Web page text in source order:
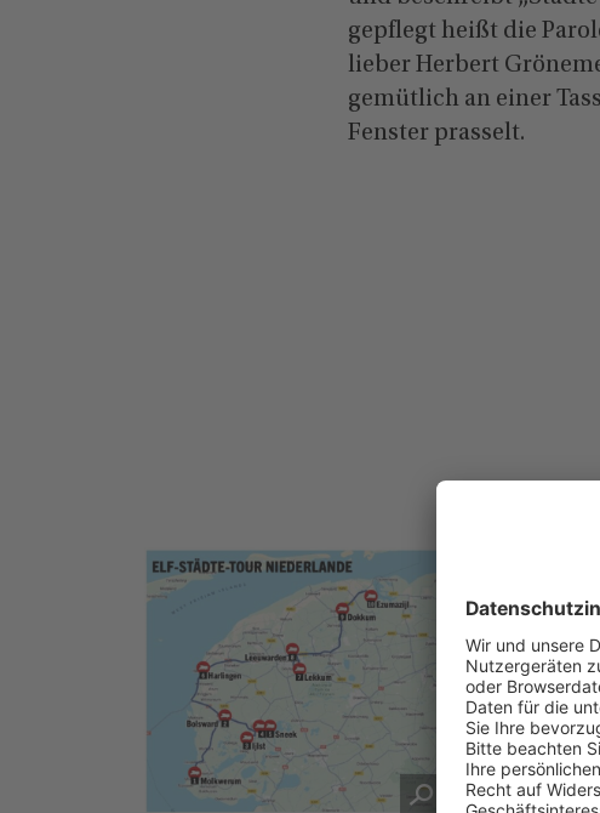
gepflegt heißt die
lieber Herbert
gemütlich an einer
Fenster prasselt.